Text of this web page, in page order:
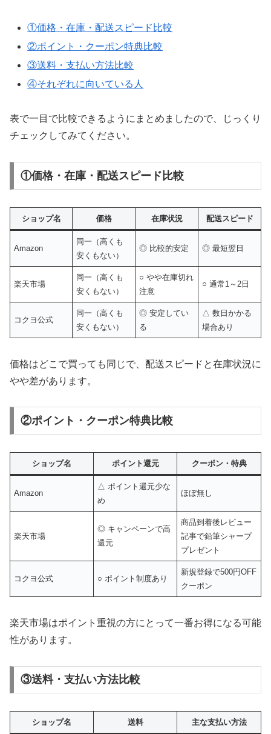
①価格・在庫・配送スピード比較
②ポイント・クーポン特典比較
③送料・支払い方法比較
④それぞれに向いている人
表で一目で比較できるようにまとめましたので、じっくり
チェックしてみてください。
①価格・在庫・配送スピード比較
ショップ名 価格 在庫状況 配送スピード
Amazon
同一（高くも
安くもない）
◎ 比較的安定 ◎ 最短翌日
楽天市場
同一（高くも
安くもない）
○ やや在庫切れ
注意
○ 通常1～2日
コクヨ公式
同一（高くも
安くもない）
◎ 安定してい
る
△ 数日かかる
場合あり
価格はどこで買っても同じで、配送スピードと在庫状況に
やや差があります。
②ポイント・クーポン特典比較
ショップ名 ポイント還元 クーポン・特典
Amazon
△ ポイント還元少な
め
ほぼ無し
楽天市場
◎ キャンペーンで高
還元
商品到着後レビュー
記事で鉛筆シャープ
プレゼント
コクヨ公式 ○ ポイント制度あり
新規登録で500円OFF
クーポン
楽天市場はポイント重視の方にとって一番お得になる可能
性があります。
③送料・支払い方法比較
ショップ名 送料 主な支払い方法